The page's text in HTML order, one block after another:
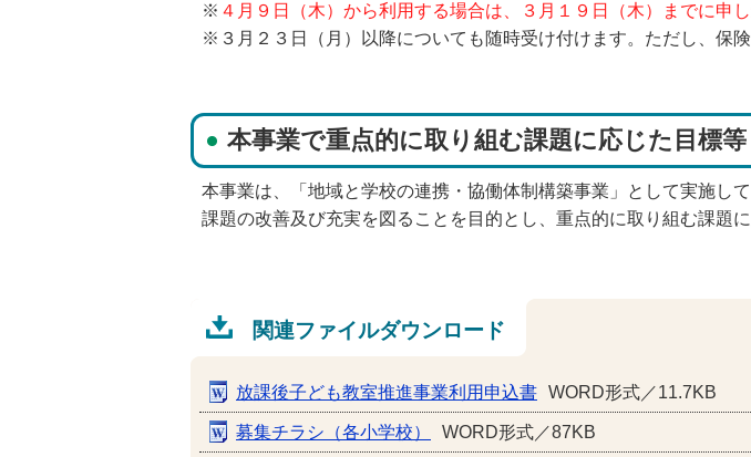
※ ４月９日（木）から利用する場合は、３月１９日（木）までに申し
※３月２３日（月）以降についても随時受け付けます。ただし、保
本事業で重点的に取り組む課題に応じた目標等
本事業は、「地域と学校の連携・協働体制構築事業」として実施し
課題の改善及び充実を図ることを目的とし、重点的に取り組む課題
関連ファイルダウンロード
放課後子ども教室推進事業利用申込書 WORD形式／11.7KB
募集チラシ（各小学校） WORD形式／87KB